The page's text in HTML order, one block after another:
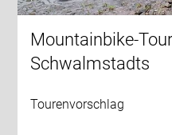
Mountainbike-
Schwalmstadts
Tourenvorschlag